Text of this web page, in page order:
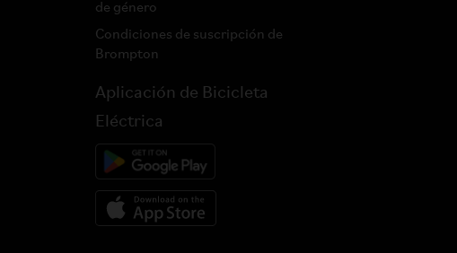
de género
Condiciones de suscripción de
Brompton
Aplicación de Bicicleta
Eléctrica